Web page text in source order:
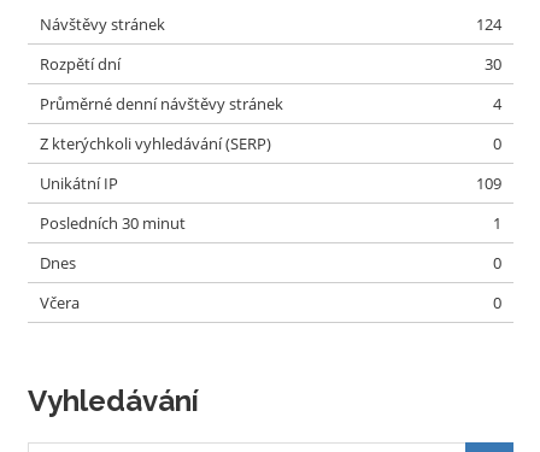
Návštěvy stránek
124
Rozpětí dní
30
Průměrné denní návštěvy stránek
4
Z kterýchkoli vyhledávání (SERP)
0
Unikátní IP
109
Posledních 30 minut
1
Dnes
0
Včera
0
Vyhledávání